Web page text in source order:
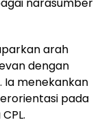
arah
dengan
Ia menekankan
pada